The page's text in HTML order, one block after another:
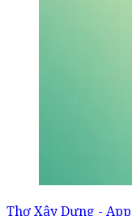
Thợ Xây Dựng -